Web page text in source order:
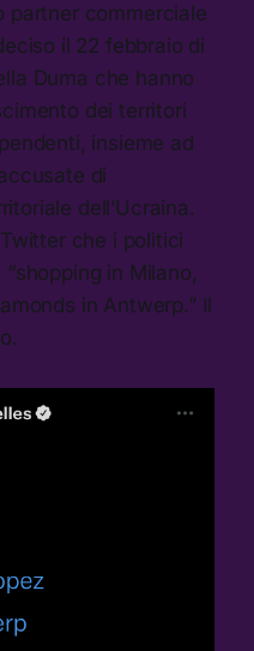
partner commerciale
il 22 febbraio di
Duma che hanno
dei territori
insieme ad
di
dell’Ucraina.
che i politici
in Milano,
in Antwerp.” Il